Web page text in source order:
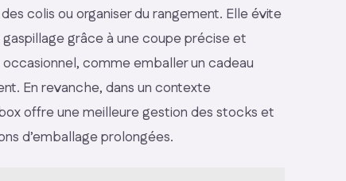
colis ou organiser du rangement. Elle évite
grâce à une coupe précise et
comme emballer un cadeau
En revanche, dans un contexte
offre une meilleure gestion des stocks et
d’emballage prolongées.